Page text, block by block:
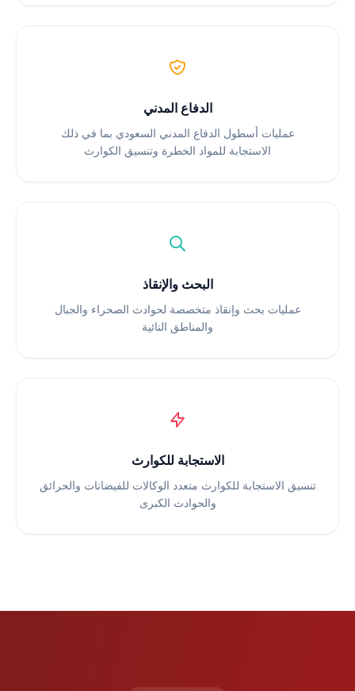
الدفاع المدني
عمليات أسطول الدفاع المدني السعودي بما في ذلك
الاستجابة للمواد الخطرة وتنسيق الكوارث
البحث والإنقاذ
عمليات بحث وإنقاذ متخصصة لحوادث الصحراء والجبال
والمناطق النائية
الاستجابة للكوارث
تنسيق الاستجابة للكوارث متعدد الوكالات للفيضانات والحرائق
والحوادث الكبرى